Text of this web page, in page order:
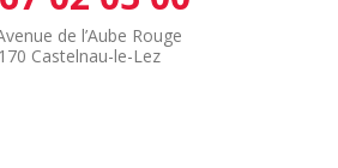
de l’Aube Rouge
Castelnau-le-Lez